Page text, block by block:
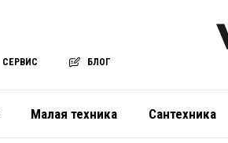
СЕРВИС БЛОГ
Малая техника Сантехника